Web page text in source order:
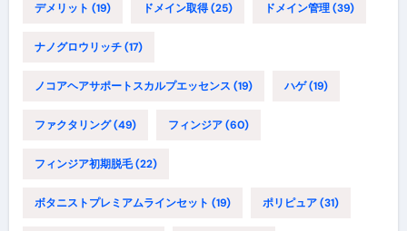
デメリット (19) ドメイン取得(25) ドメイン管理(39)
ナノグロウリッチ(17)
ノコアヘアサポートスカルプエッセンス (19) ハゲ(19)
ファクタリング(49) フィンジア(60)
フィンジア初期脱毛(22)
ボタニストプレミアムラインセット (19) ポリピュア(31)